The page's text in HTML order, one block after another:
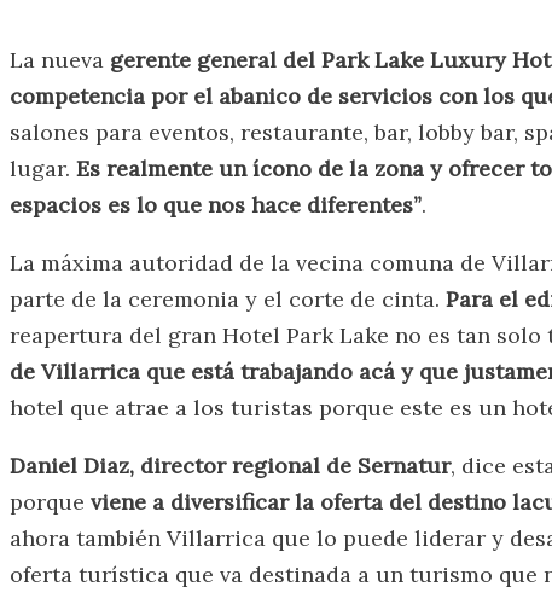
La nueva gerente general del Park Lake Luxury
competencia por el abanico de servicios con los
salones para eventos, restaurante, bar, lobby bar,
lugar. Es realmente un ícono de la zona y ofrecer
espacios es lo que nos hace diferentes”.
La máxima autoridad de la vecina comuna de
parte de la ceremonia y el corte de cinta. Para el
reapertura del gran Hotel Park Lake no es tan
de Villarrica que está trabajando acá y que
hotel que atrae a los turistas porque este es un
Daniel Diaz, director regional de Sernatur, dice
porque viene a diversificar la oferta del destino
ahora también Villarrica que lo puede liderar y
oferta turística que va destinada a un turismo que